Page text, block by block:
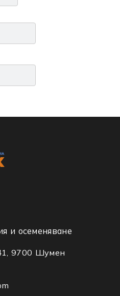
и осеменяване
9700 Шумен